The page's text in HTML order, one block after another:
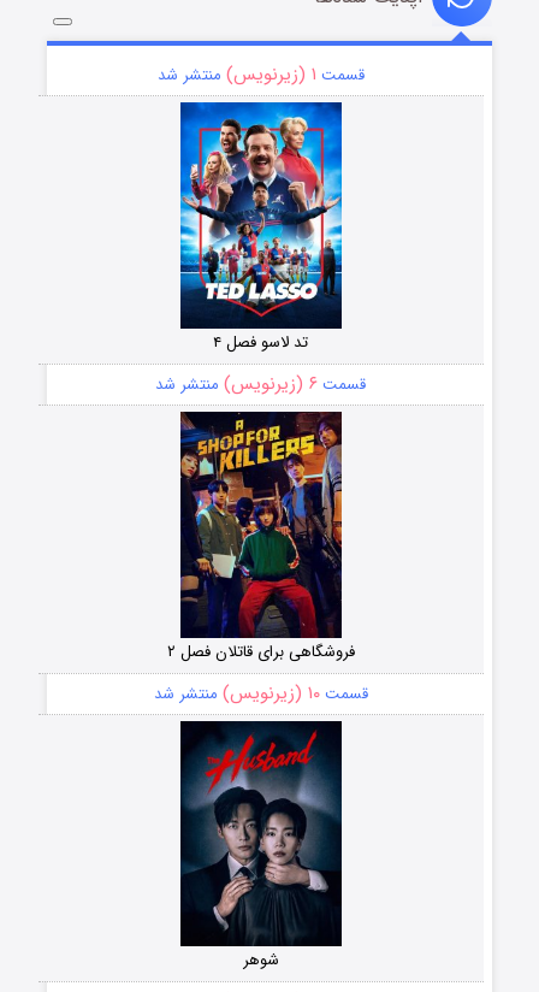
قسمت ۱ (زیرنویس) منتشر شد
تد لاسو فصل ۴
قسمت ۶ (زیرنویس) منتشر شد
فروشگاهی برای قاتلان فصل ۲
قسمت۱۰ (زیرنویس) منتشر شد
شوهر